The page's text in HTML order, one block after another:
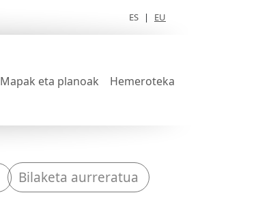
ES | EU
Mapak eta planoak Hemeroteka
Bilaketa aurreratua